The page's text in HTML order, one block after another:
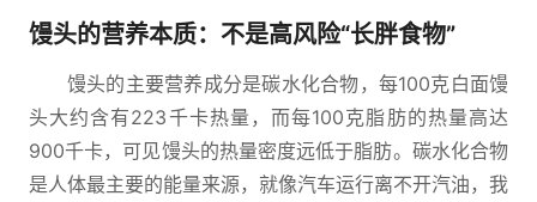
馒头的营养本质：不是高风险“长胖食物”
馒头的主要营养成分是碳水化合物，每100克白面馒
头大约含有223千卡热量，而每100克脂肪的热量高达
900千卡，可见馒头的热量密度远低于脂肪。碳水化合物
是人体最主要的能量来源，就像汽车运行离不开汽油，我